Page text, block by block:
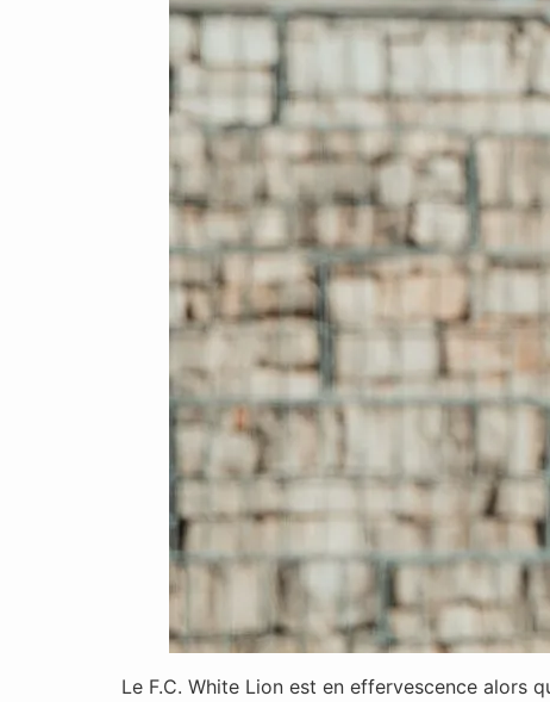
Le F.C. White Lion est en effervescence alors